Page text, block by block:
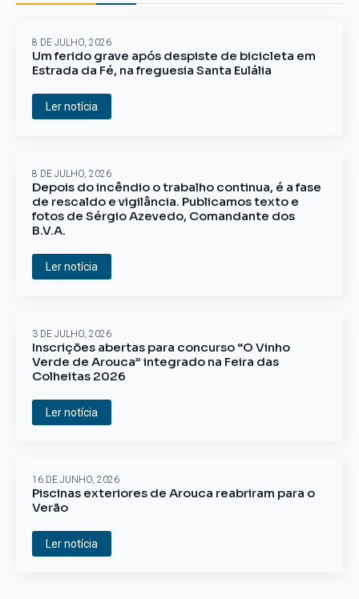
Um ferido grave após despiste de bicicleta em
Estrada da Fé, na freguesia Santa Eulália
8 DE JULHO, 2026
Ler notícia
Depois do incêndio o trabalho continua, é a fase
de rescaldo e vigilância. Publicamos texto e
fotos de Sérgio Azevedo, Comandante dos
B.V.A.
8 DE JULHO, 2026
Ler notícia
Inscrições abertas para concurso “O Vinho
Verde de Arouca” integrado na Feira das
Colheitas 2026
3 DE JULHO, 2026
Ler notícia
Piscinas exteriores de Arouca reabriram para o
Verão
16 DE JUNHO, 2026
Ler notícia